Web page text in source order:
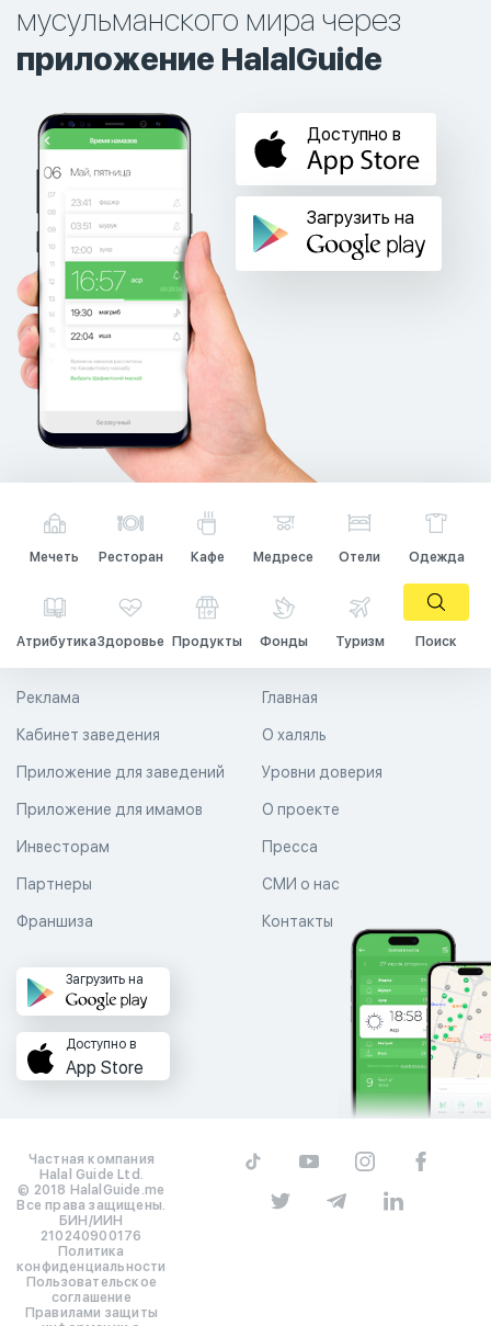
мусульманского мира через
приложение HalalGuide
Доступно в
Загрузить на
Мечеть Ресторан Кафе Медресе Отели Одежда
АтрибутикаЗдоровье Продукты Фонды Туризм Поиск
Главная
О халяль
Уровни доверия
Реклама
Кабинет заведения
Приложение для заведений
Приложение для имамов О проекте
Пресса
СМИ о нас
Контакты
Инвесторам
Партнеры
Франшиза
Загрузить на
Доступно в
App Store
Частная компания
Halal Guide Ltd.
© 2018 HalalGuide.me
Все права защищены.
БИН/ИИН
210240900176
Политика
конфиденциальности
Пользовательское
соглашение
Правилами защиты